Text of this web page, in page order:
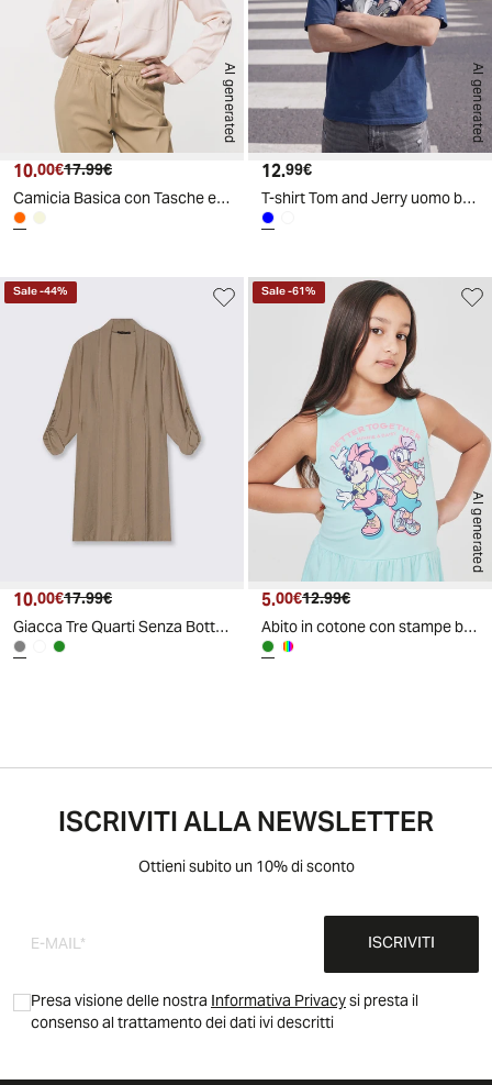
AI generated
Prezzo attuale
10.00€ Prezzo originale
17.99€
Camicia Basica con Tasche e Laccio - Pesca
AI generated
Prezzo attuale
12.99€
T-shirt Tom and Jerry uomo boxy fit - Blu
Sale-44%
Prezzo attuale
10.00€ Prezzo originale
17.99€
Giacca Tre Quarti Senza Bottoni - Grigio fango
AI generated
Sale-61%
Prezzo attuale
5.00€ Prezzo originale
12.99€
Abito in cotone con stampe by Stitch - Verde acqua
ISCRIVITI ALLA NEWSLETTER
Ottieni subito un 10% di sconto
ISCRIVITI
Presa visione delle nostraInformativa Privacysi presta il
consenso al trattamento dei dati ivi descritti